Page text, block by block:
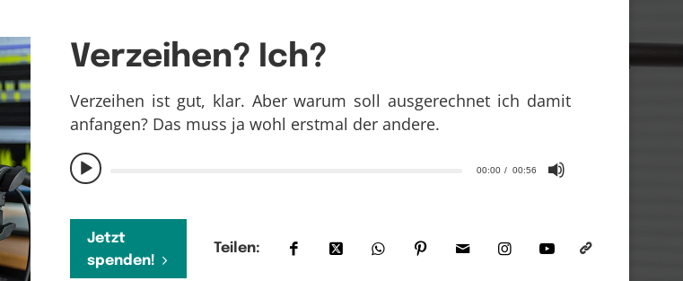
Verzeihen? Ich?
00:00 00:56
Verzeihen ist gut, klar. Aber warum soll ausgerechnet ich damit
anfangen? Das muss ja wohl erstmal der andere.
Jetzt
spenden!
Teilen: